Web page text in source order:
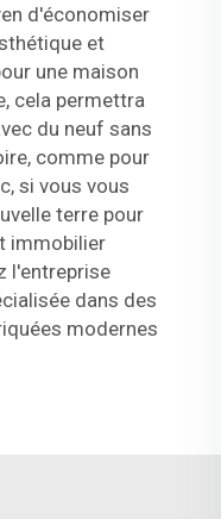
d'économiser
et
une maison
cela permettra
du neuf sans
comme pour
si vous vous
terre pour
immobilier
l'entreprise
dans des
modernes